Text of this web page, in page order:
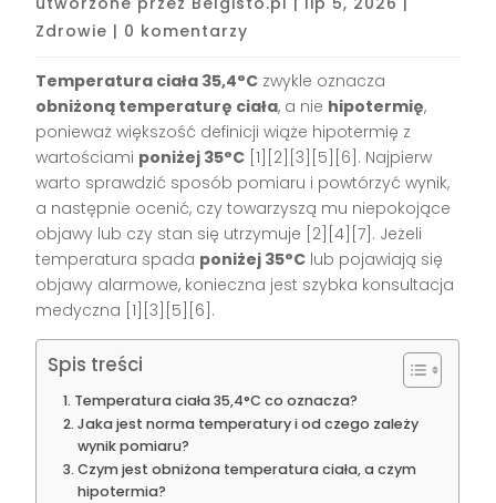
Zdrowie | 0 komentarzy
Temperatura ciała 35,4°C zwykle oznacza
obniżoną temperaturę ciała, a nie hipotermię,
ponieważ większość definicji wiąże hipotermię z
wartościami poniżej 35°C [1][2][3][5][6]. Najpierw
warto sprawdzić sposób pomiaru i powtórzyć wynik,
a następnie ocenić, czy towarzyszą mu niepokojące
objawy lub czy stan się utrzymuje [2][4][7]. Jeżeli
temperatura spada poniżej 35°C lub pojawiają się
objawy alarmowe, konieczna jest szybka konsultacja
medyczna [1][3][5][6].
Spis treści
Temperatura ciała 35,4°C co oznacza?
Jaka jest norma temperatury i od czego zależy
wynik pomiaru?
Czym jest obniżona temperatura ciała, a czym
hipotermia?